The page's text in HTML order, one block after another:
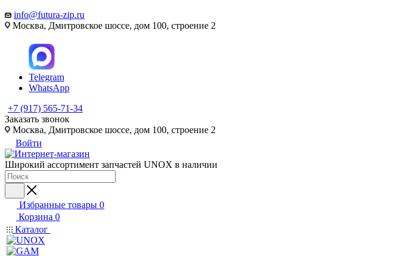
info@futura-zip.ru
Москва, Дмитровское шоссе, дом 100, строение 2
Telegram
WhatsApp
+7 (917) 565-71-34
Заказать звонок
Москва, Дмитровское шоссе, дом 100, строение 2
Войти
Широкий ассортимент запчастей UNOX в наличии
Избранные товары 0
Корзина 0
Каталог